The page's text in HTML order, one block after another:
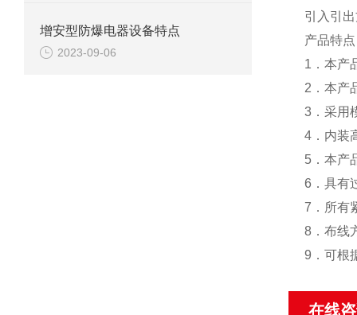
增安型防爆电器设备特点
2023-09-06
引入引
产品特点
1．本产
2．本产
3．采用
4．内装
5．本产
6．具有
7．所有
8．布线
9．可根
在线